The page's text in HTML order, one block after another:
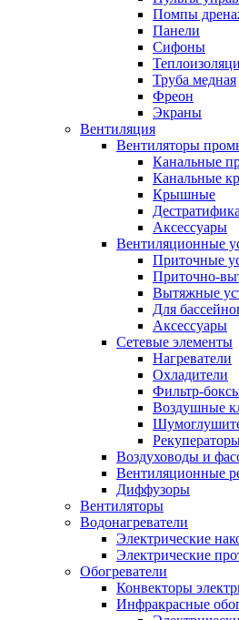
Помпы
Панели
Сифоны
Труба медная
Фреон
Экраны
Вентиляция
Вентиляторы
Канальные
Канальные
Крышные
Аксессуары
Вентиляционные
Приточные
Приточно-
Вытяжные
Для
Аксессуары
Сетевые элементы
Нагреватели
Охладители
Фильтр-
Воздушные
Воздуховоды и
Вентиляционные
Диффузоры
Вентиляторы
Водонагреватели
Электрические
Электрические
Обогреватели
Конвекторы
Инфракрасные